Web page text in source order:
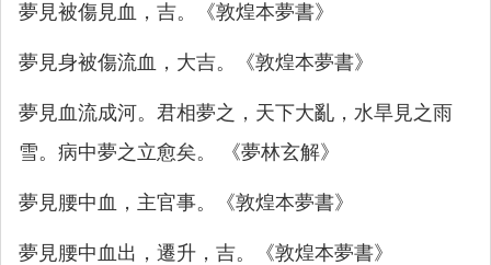
夢見被傷見血，吉。《敦煌本夢書》
夢見身被傷流血，大吉。《敦煌本夢書》
夢見血流成河。君相夢之，天下大亂，水旱見之雨
雪。病中夢之立愈矣。 《夢林玄解》
夢見腰中血，主官事。《敦煌本夢書》
夢見腰中血出，遷升，吉。《敦煌本夢書》